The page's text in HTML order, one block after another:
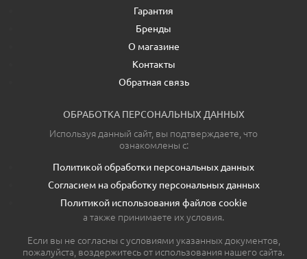
Гарантия
Бренды
О магазине
Контакты
Обратная связь
ОБРАБОТКА ПЕРСОНАЛЬНЫХ ДАННЫХ
Используя данный сайт, вы подтверждаете, что
ознакомлены с:
Политикой обработки персональных данных
Согласием на обработку персональных данных
Политикой использования файлов cookie
а также принимаете их условия.
Если вы не согласны с условиями указанных документов,
пожалуйста, воздержитесь от использования нашего сайта.